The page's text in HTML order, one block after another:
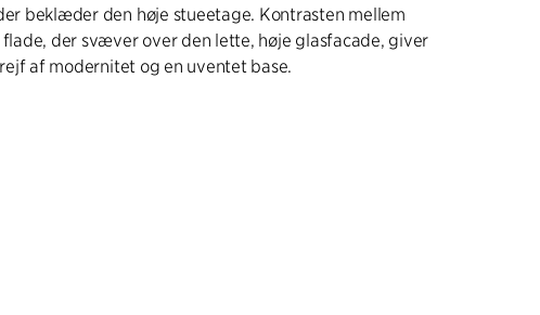
beklæder den høje stueetage. Kontrasten mellem
der svæver over den lette, høje glasfacade, giver
af modernitet og en uventet base.